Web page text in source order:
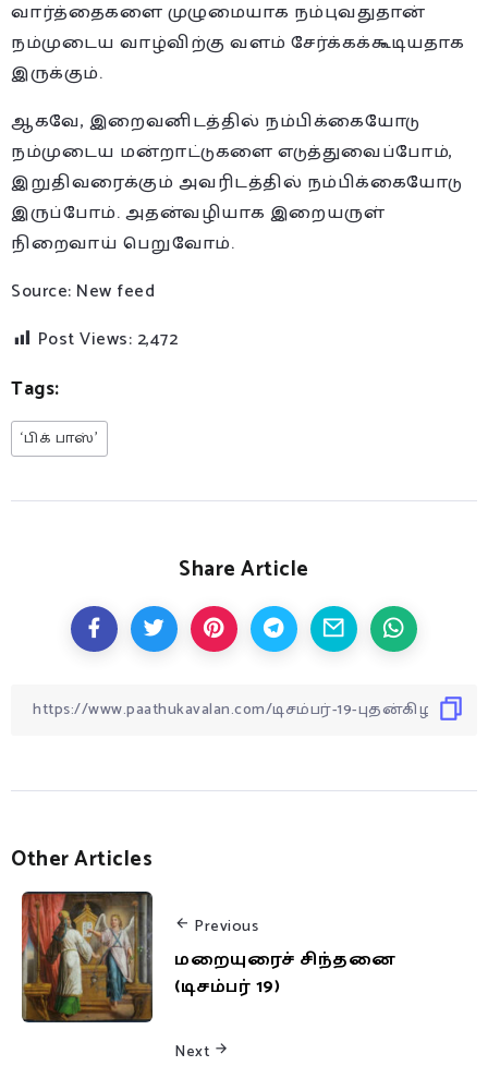
வார்த்தைகளை முழுமையாக நம்புவதுதான்
நம்முடைய வாழ்விற்கு வளம் சேர்க்கக்கூடியதாக
இருக்கும்.
ஆகவே, இறைவனிடத்தில் நம்பிக்கையோடு
நம்முடைய மன்றாட்டுகளை எடுத்துவைப்போம்,
இறுதிவரைக்கும் அவரிடத்தில் நம்பிக்கையோடு
இருப்போம். அதன்வழியாக இறையருள்
நிறைவாய் பெறுவோம்.
Source: New feed
Post Views: 2,472
Tags:
‘பிக் பாஸ்’
Share Article
Other Articles
Previous
மறையுரைச் சிந்தனை
(டிசம்பர் 19)
Next